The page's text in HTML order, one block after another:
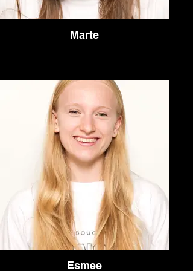
Marte
Esmee